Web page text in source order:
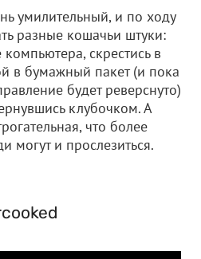
умилительный, и по ходу
разные кошачьи штуки:
скрестись в
в бумажный пакет (и пока
будет реверснуто)
клубочком. А
что более
могут и прослезиться.